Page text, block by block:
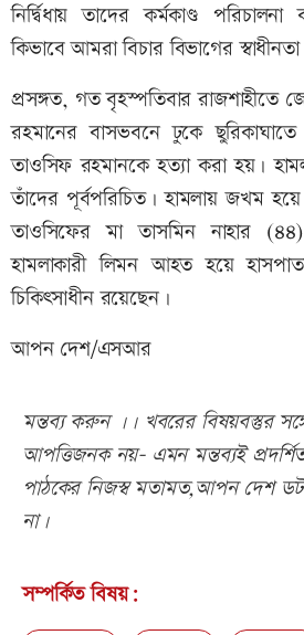
নির্দ্বিধায় তাদের কর্মকাণ্ড
কিভাবে আমরা বিচার বিভাগের
প্রসঙ্গত, গত বৃহস্পতিবার রাজশাহীতে
রহমানের বাসভবনে ঢুকে
তাওসিফ রহমানকে হত্যা করা হয়।
তাঁদের পূর্বপরিচিত। হামলায় জখম
তাওসিফের মা তাসমিন নাহার
হামলাকারী লিমন আহত হয়ে
চিকিৎসাধীন রয়েছেন।
আপন দেশ/এসআর
মন্তব্য করুন ।। খবরের বিষয়বস্তুর
আপত্তিজনক নয়- এমন মন্তব্যই
পাঠকের নিজস্ব মতামত,আপন দেশ
না।
সম্পর্কিত বিষয়: